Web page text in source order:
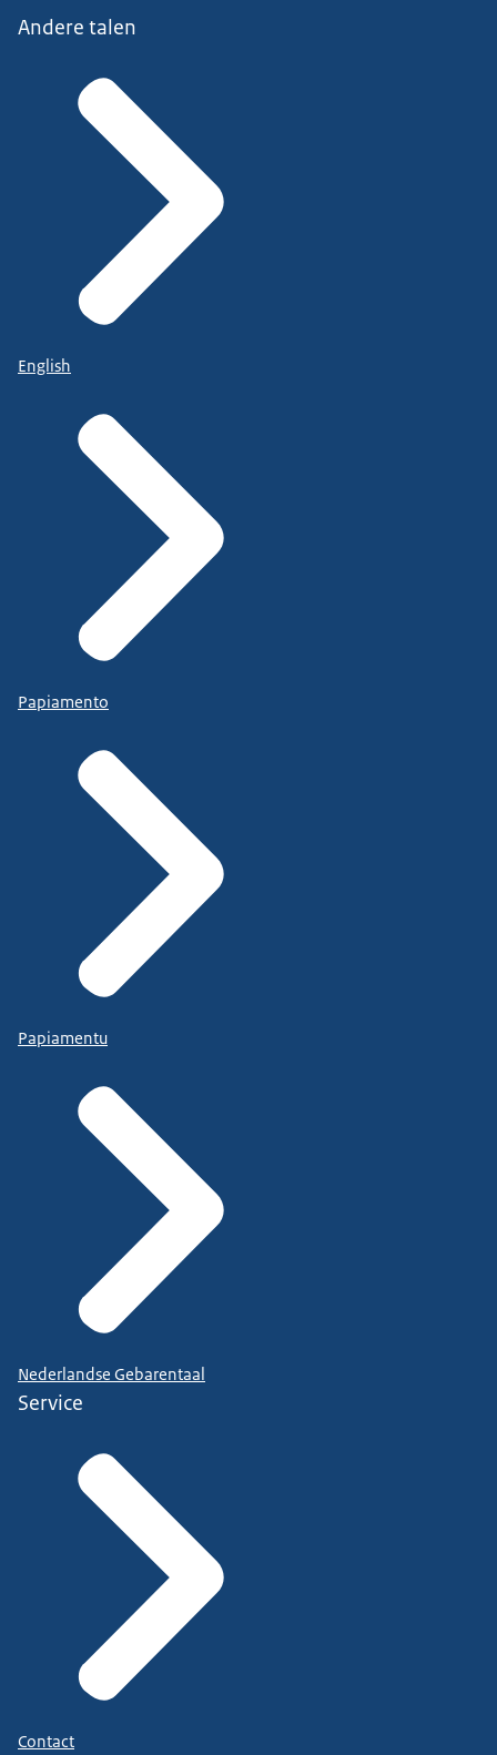
Andere talen
English
Papiamento
Papiamentu
Nederlandse Gebarentaal
Service
Contact